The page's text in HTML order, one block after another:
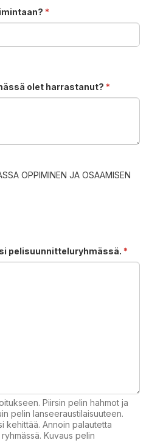
*
olet harrastanut? *
OPPIMINEN JA OSAAMISEN
pelisuunnitteluryhmässä. *
Piirsin pelin hahmot ja
pelin lanseeraustilaisuuteen.
kehittää. Annoin palautetta
Kuvaus pelin